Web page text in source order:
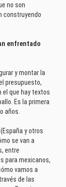
no son
construyendo
enfrentado
y montar la
presupuesto,
el que hay textos
Es la primera
años.
y otros
se van a
entre
para mexicanos,
vamos a
de las